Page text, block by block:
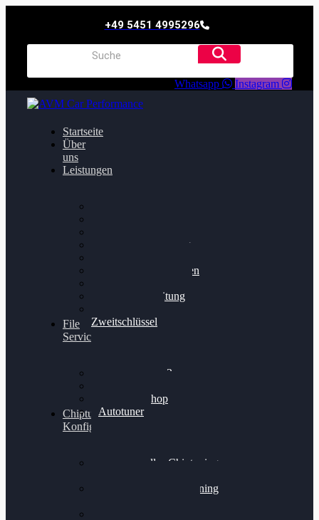
+49 5451 4995296
Whatsapp Instagram
Startseite
Über
uns
Leistungen
Getriebeoptimierung
Bremsscheiben planen
Felgenaufbereitung
Zweitschlüssel
File
Service
Alientech Kess3
Alientech Shop
Autotuner
Chiptuning
Konfigurator
Professionelles Chiptuning
Professionelles Chiptuning